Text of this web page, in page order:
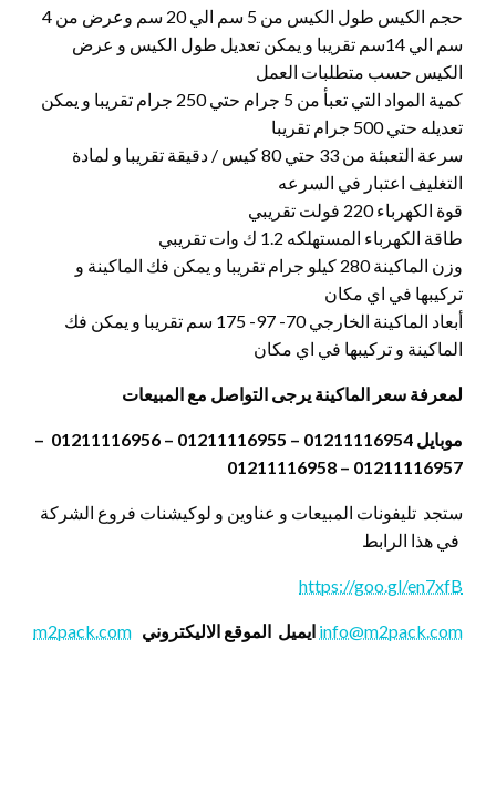
حجم الكيس طول الكيس من 5 سم الي 20 سم وعرض من 4
سم الي 14سم تقريبا و يمكن تعديل طول الكيس و عرض
الكيس حسب متطلبات العمل
كمية المواد التي تعبأ من 5 جرام حتي 250 جرام تقريبا و يمكن
تعديله حتي 500 جرام تقريبا
سرعة التعبئة من 33 حتي 80 كيس / دقيقة تقريبا و لمادة
التغليف اعتبار في السرعه
قوة الكهرباء 220 فولت تقريبي
طاقة الكهرباء المستهلكه 1.2 ك وات تقريبي
وزن الماكينة 280 كيلو جرام تقريبا و يمكن فك الماكينة و
تركيبها في اي مكان
أبعاد الماكينة الخارجي 70- 97- 175 سم تقريبا و يمكن فك
الماكينة و تركيبها في اي مكان
لمعرفة سعر الماكينة يرجى التواصل مع المبيعات
موبايل 01211116954 – 01211116955 – 01211116956 –
01211116957 – 01211116958
ستجد تليفونات المبيعات و عناوين و لوكيشنات فروع الشركة
في هذا الرابط
https://goo.gl/en7xfB
info@m2pack.com ايميل الموقع الاليكتروني m2pack.com